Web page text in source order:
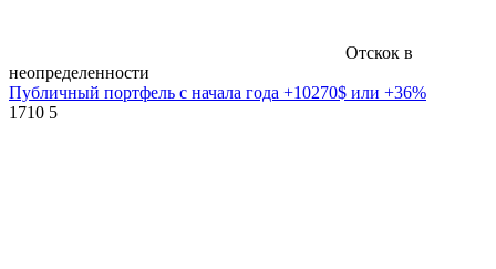
Отскок в
неопределенности
Публичный портфель с начала года +10270$ или +36%
1710 5